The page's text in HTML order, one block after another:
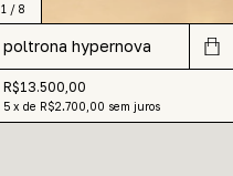
1 / 8
poltrona hypernova
R$13.500,00
5 x de R$2.700,00 sem juros